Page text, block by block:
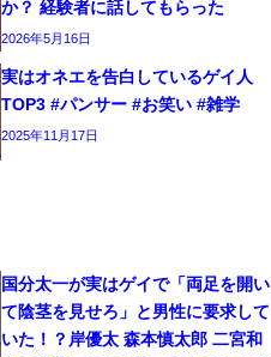
か？ 経験者に話してもらった
2026年5月16日
実はオネエを告白しているゲイ人
TOP3 #パンサー #お笑い #雑学
2025年11月17日
国分太一が実はゲイで「両足を開い
て陰茎を見せろ」と男性に要求して
いた！？岸優太 森本慎太郎 二宮和